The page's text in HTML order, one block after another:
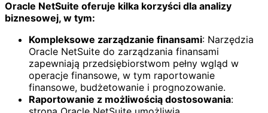
Oracle NetSuite oferuje kilka korzyści dla analizy
biznesowej, w tym:
Kompleksowe zarządzanie finansami: Narzędzia
Oracle NetSuite do zarządzania finansami
zapewniają przedsiębiorstwom pełny wgląd w
operacje finansowe, w tym raportowanie
finansowe, budżetowanie i prognozowanie.
Raportowanie z możliwością dostosowania: